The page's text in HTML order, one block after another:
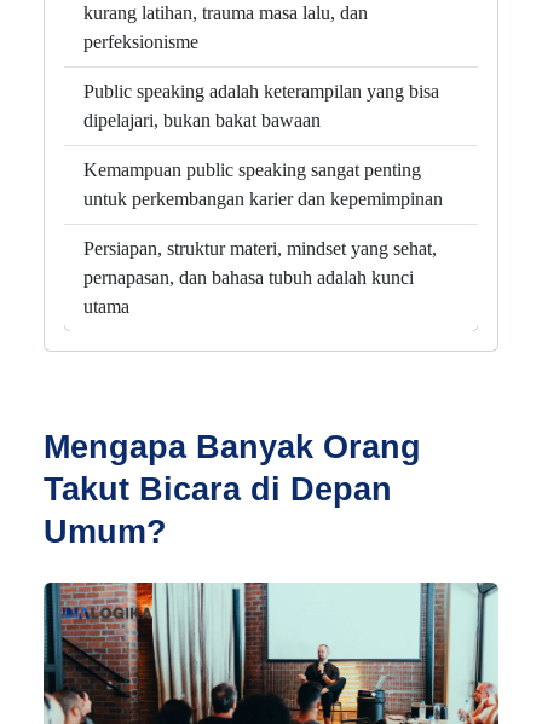
kurang latihan, trauma masa lalu, dan
perfeksionisme
Public speaking adalah keterampilan yang bisa
dipelajari, bukan bakat bawaan
Kemampuan public speaking sangat penting
untuk perkembangan karier dan kepemimpinan
Persiapan, struktur materi, mindset yang sehat,
pernapasan, dan bahasa tubuh adalah kunci
utama
Mengapa Banyak Orang
Takut Bicara di Depan
Umum?